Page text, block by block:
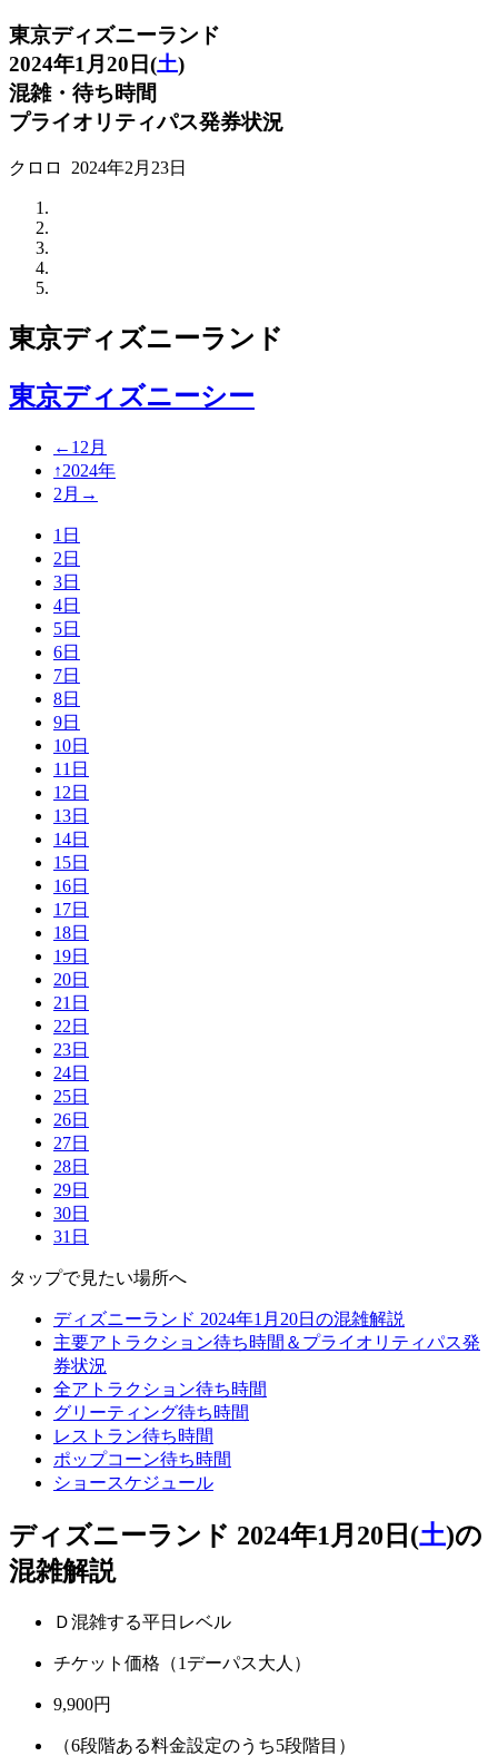
東京ディズニーランド
2024年1月20日(土)
混雑・待ち時間
プライオリティパス発券状況
クロロ 2024年2月23日
東京ディズニーランド
東京ディズニーシー
←12月
↑2024年
2月→
1日
2日
3日
4日
5日
6日
7日
8日
9日
10日
11日
12日
13日
14日
15日
16日
17日
18日
19日
20日
21日
22日
23日
24日
25日
26日
27日
28日
29日
30日
31日
タップで見たい場所へ
ディズニーランド 2024年1月20日の混雑解説
主要アトラクション待ち時間＆プライオリティパス発
券状況
全アトラクション待ち時間
グリーティング待ち時間
レストラン待ち時間
ポップコーン待ち時間
ショースケジュール
ディズニーランド 2024年1月20日(土)の
混雑解説
Ｄ混雑する平日レベル
チケット価格（1デーパス大人）
9,900円
（6段階ある料金設定のうち5段階目）